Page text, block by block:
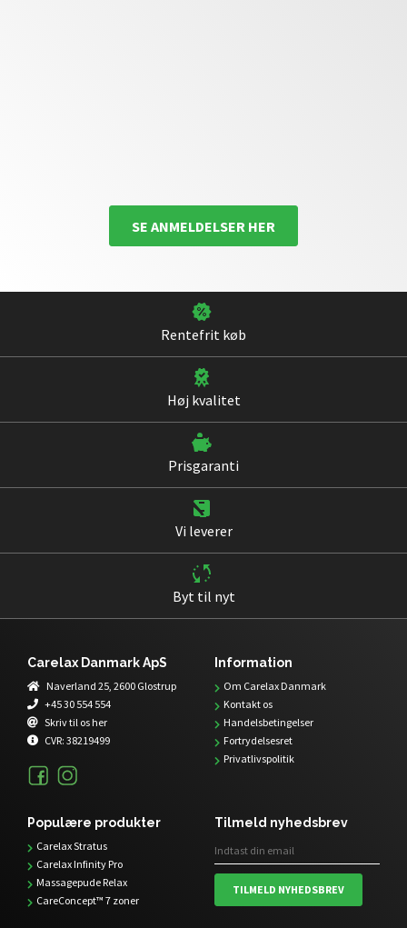
SE ANMELDELSER HER
Rentefrit køb
Høj kvalitet
Prisgaranti
Vi leverer
Byt til nyt
Carelax Danmark ApS
Naverland 25, 2600 Glostrup
+45 30 554 554
Skriv til os her
CVR: 38219499
Information
Om Carelax Danmark
Kontakt os
Handelsbetingelser
Fortrydelsesret
Privatlivspolitik
Populære produkter
Carelax Stratus
Carelax Infinity Pro
Massagepude Relax
CareConcept™ 7 zoner
Tilmeld nyhedsbrev
TILMELD NYHEDSBREV